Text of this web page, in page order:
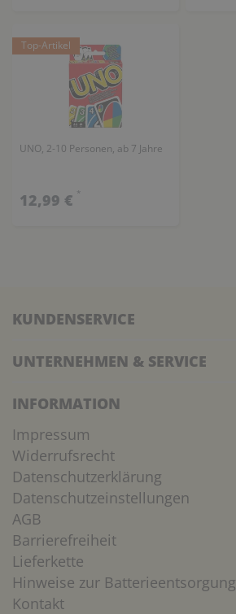
Top-Artikel
UNO, 2-10 Personen, ab 7 Jahre
12,99 € *
KUNDENSERVICE
UNTERNEHMEN & SERVICE
INFORMATION
Impressum
Widerrufsrecht
Datenschutzerklärung
Datenschutzeinstellungen
AGB
Barrierefreiheit
Lieferkette
Hinweise zur Batterieentsorgung
Kontakt